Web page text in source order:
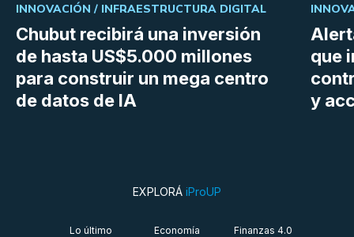
Chubut recibirá una inversión
de hasta US$5.000 millones
para construir un mega centro
de datos de IA
INNOVACIÓN / INFRAESTRUCTURA DIGITAL
que
y
EXPLORÁ iProUP
Lo último
Economía
Finanzas 4.0